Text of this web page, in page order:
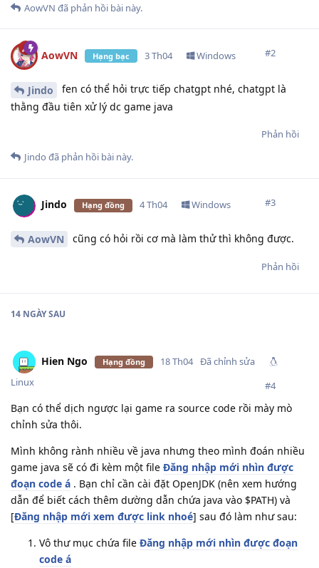
AowVN đã phản hồi bài này.
AowVN Hạng bạc 3 Th04 #2
Windows
Jindo
fen có thể hỏi trực tiếp chatgpt nhé, chatgpt là
thằng đầu tiên xử lý dc game java
Phản hồi
Jindo đã phản hồi bài này.
Jindo Hạng đồng 4 Th04 #3
Windows
AowVN cũng có hỏi rồi cơ mà làm thử thì không được.
Phản hồi
14 NGÀYSAU
Hien Ngo Hạng đồng 18 Th04 Đã chỉnh sửa
#4
Linux
Bạn có thể dịch ngược lại game ra source code rồi mày mò
chỉnh sửa thôi.
Mình không rành nhiều về java nhưng theo mình đoán nhiều
game java sẽ có đi kèm một file Đăng nhập mới nhìn được
đoạn code á . Bạn chỉ cần cài đặt OpenJDK (nên xem hướng
dẫn để biết cách thêm dường dẫn chứa java vào $PATH) và
[Đăng nhập mới xem được link nhoé] sau đó làm như sau:
Vô thư mục chứa file Đăng nhập mới nhìn được đoạn
code á